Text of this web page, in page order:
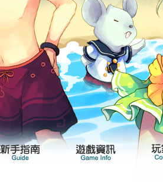
專區 遊戲介紹 新手指南
帳號申請
遊戲下載
社群帳號馬上玩